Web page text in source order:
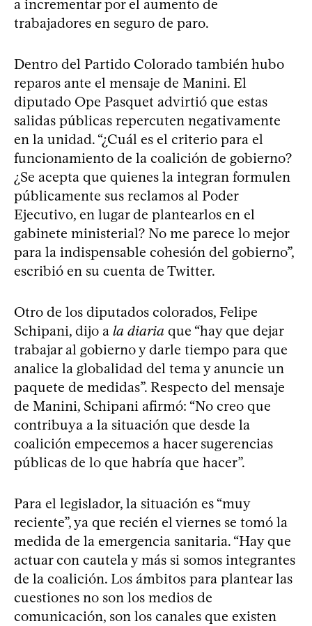
a incrementar por el aumento de
trabajadores en seguro de paro.
Dentro del Partido Colorado también hubo
reparos ante el mensaje de Manini. El
diputado Ope Pasquet advirtió que estas
salidas públicas repercuten negativamente
en la unidad. “¿Cuál es el criterio para el
funcionamiento de la coalición de gobierno?
¿Se acepta que quienes la integran formulen
públicamente sus reclamos al Poder
Ejecutivo, en lugar de plantearlos en el
gabinete ministerial? No me parece lo mejor
para la indispensable cohesión del gobierno”,
escribió en su cuenta de Twitter.
Otro de los diputados colorados, Felipe
Schipani, dijo a la diaria que “hay que dejar
trabajar al gobierno y darle tiempo para que
analice la globalidad del tema y anuncie un
paquete de medidas”. Respecto del mensaje
de Manini, Schipani afirmó: “No creo que
contribuya a la situación que desde la
coalición empecemos a hacer sugerencias
públicas de lo que habría que hacer”.
Para el legislador, la situación es “muy
reciente”, ya que recién el viernes se tomó la
medida de la emergencia sanitaria. “Hay que
actuar con cautela y más si somos integrantes
de la coalición. Los ámbitos para plantear las
cuestiones no son los medios de
comunicación, son los canales que existen